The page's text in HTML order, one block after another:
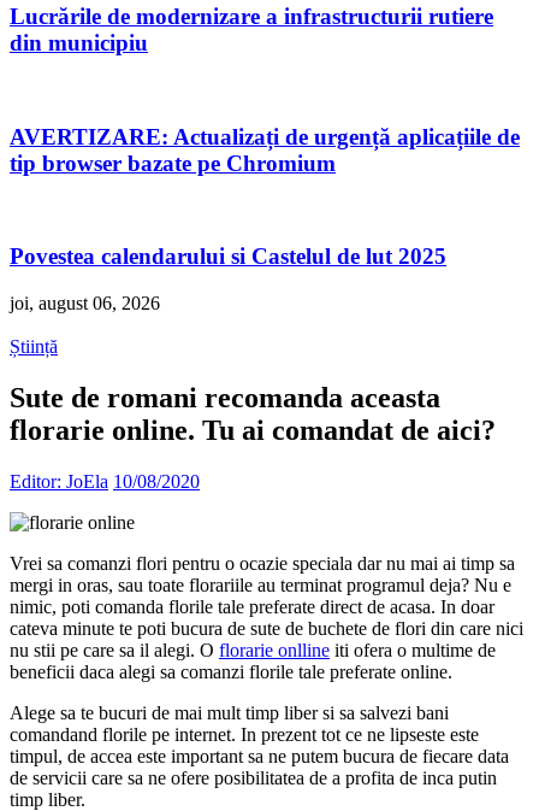
Lucrările de modernizare a infrastructurii rutiere
din municipiu
AVERTIZARE: Actualizați de urgență aplicațiile de
tip browser bazate pe Chromium
Povestea calendarului si Castelul de lut 2025
joi, august 06, 2026
Știință
Sute de romani recomanda aceasta
florarie online. Tu ai comandat de aici?
Editor: JoEla 10/08/2020
Vrei sa comanzi flori pentru o ocazie speciala dar nu mai ai timp sa
mergi in oras, sau toate florariile au terminat programul deja? Nu e
nimic, poti comanda florile tale preferate direct de acasa. In doar
cateva minute te poti bucura de sute de buchete de flori din care nici
nu stii pe care sa il alegi. O florarie onlline iti ofera o multime de
beneficii daca alegi sa comanzi florile tale preferate online.
Alege sa te bucuri de mai mult timp liber si sa salvezi bani
comandand florile pe internet. In prezent tot ce ne lipseste este
timpul, de accea este important sa ne putem bucura de fiecare data
de servicii care sa ne ofere posibilitatea de a profita de inca putin
timp liber.